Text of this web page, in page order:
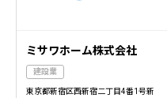
ミサワホーム株式会社
建設業
東京都新宿区西新宿二丁目4番1号新